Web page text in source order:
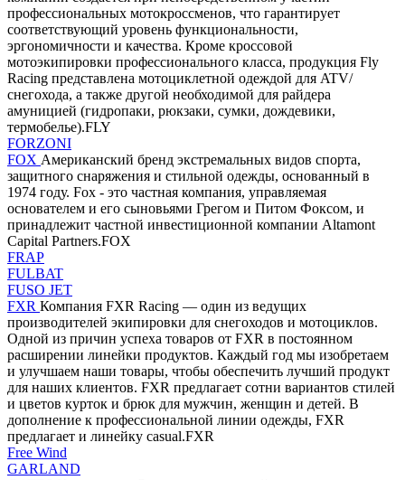
профессиональных мотокроссменов, что гарантирует
соответствующий уровень функциональности,
эргономичности и качества. Кроме кроссовой
мотоэкипировки профессионального класса, продукция Fly
Racing представлена мотоциклетной одеждой для ATV/
снегохода, а также другой необходимой для райдера
амуницией (гидропаки, рюкзаки, сумки, дождевики,
термобелье).FLY
FORZONI
FOX Американский бренд экстремальных видов спорта,
защитного снаряжения и стильной одежды, основанный в
1974 году. Fox - это частная компания, управляемая
основателем и его сыновьями Грегом и Питом Фоксом, и
принадлежит частной инвестиционной компании Altamont
Capital Partners.FOX
FRAP
FULBAT
FUSO JET
FXR Компания FXR Racing — один из ведущих
производителей экипировки для снегоходов и мотоциклов.
Одной из причин успеха товаров от FXR в постоянном
расширении линейки продуктов. Каждый год мы изобретаем
и улучшаем наши товары, чтобы обеспечить лучший продукт
для наших клиентов. FXR предлагает сотни вариантов стилей
и цветов курток и брюк для мужчин, женщин и детей. В
дополнение к профессиональной линии одежды, FXR
предлагает и линейку casual.FXR
Free Wind
GARLAND